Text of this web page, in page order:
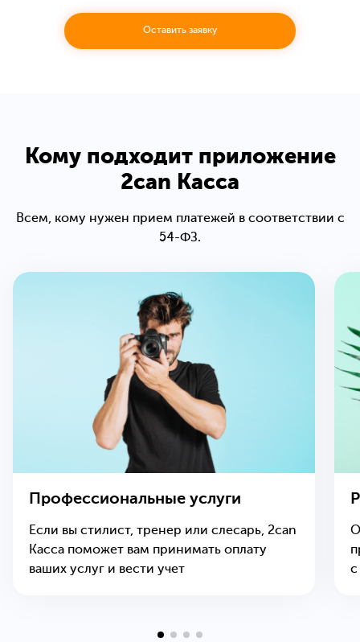
Оставить заявку
Кому подходит приложение
2can Касса
Всем, кому нужен прием платежей в соответствии с
54-ФЗ.
Профессиональные услуги
Если вы стилист, тренер или слесарь, 2can
Касса поможет вам принимать оплату
ваших услуг и вести учет
с